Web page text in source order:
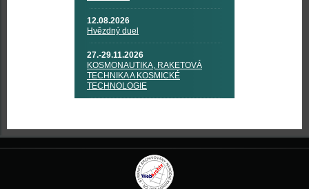
12.08.2026
Hvězdný duel
27.-29.11.2026
KOSMONAUTIKA, RAKETOVÁ
TECHNIKA A KOSMICKÉ
TECHNOLOGIE